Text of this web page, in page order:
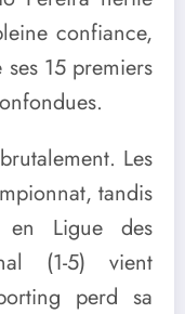
confiance,
15 premiers
Les
tandis
en Ligue des
(1-5) vient
perd sa